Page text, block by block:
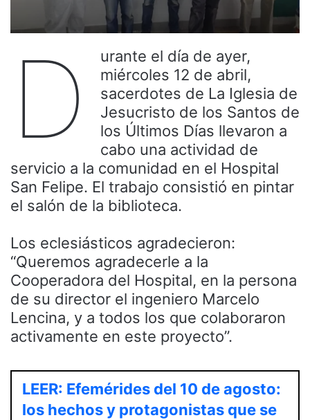
D
urante el día de ayer,
miércoles 12 de abril,
sacerdotes de La Iglesia de
Jesucristo de los Santos de
los Últimos Días llevaron a
cabo una actividad de
servicio a la comunidad en el Hospital
San Felipe. El trabajo consistió en pintar
el salón de la biblioteca.
Los eclesiásticos agradecieron:
“Queremos agradecerle a la
Cooperadora del Hospital, en la persona
de su director el ingeniero Marcelo
Lencina, y a todos los que colaboraron
activamente en este proyecto”.
LEER: Efemérides del 10 de agosto:
los hechos y protagonistas que se